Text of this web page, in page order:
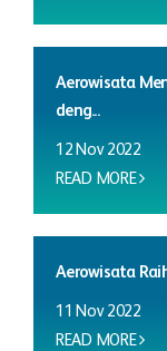
Aerowisata
deng...
12 Nov 2022
READ MORE
Aerowisata
11 Nov 2022
READ MORE